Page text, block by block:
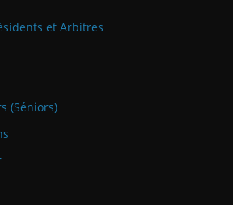
et Arbitres
(Séniors)